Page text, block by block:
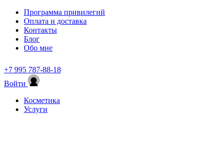
Программа привилегий
Оплата и доставка
Контакты
Блог
Обо мне
+7 995 787-88-18
Войти
Косметика
Услуги